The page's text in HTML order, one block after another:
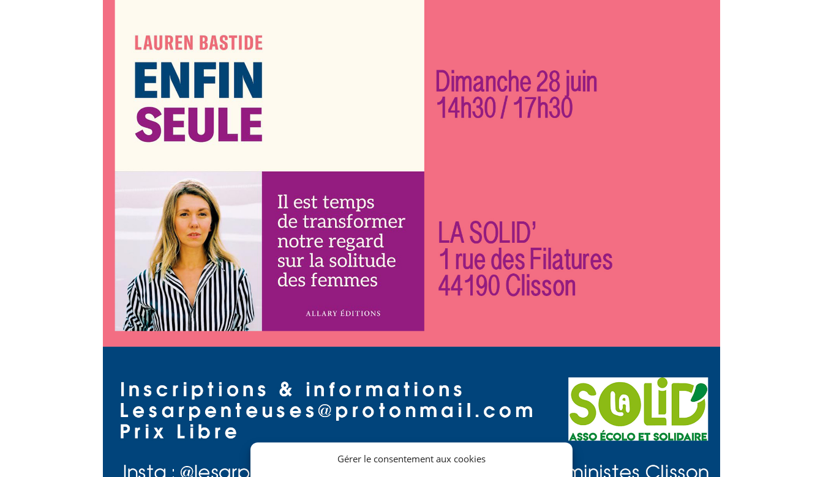
Gérer le consentement aux cookies